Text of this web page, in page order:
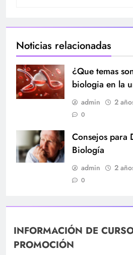
Noticias relacionadas
¿Que temas
biologia en la
admin 2
0
Consejos para
Biología
admin 2
0
INFORMACIÓN DE
PROMOCIÓN